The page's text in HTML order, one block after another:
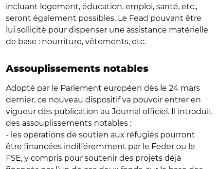
incluant logement, éducation, emploi, santé, etc.,
seront également possibles. Le Fead pouvant être
lui sollicité pour dispenser une assistance matérielle
de base : nourriture, vêtements, etc.
Assouplissements notables
Adopté par le Parlement européen dès le 24 mars
dernier, ce nouveau dispositif va pouvoir entrer en
vigueur dès publication au Journal officiel. Il introduit
des assouplissements notables :
- les opérations de soutien aux réfugiés pourront
être financées indifféremment par le Feder ou le
FSE, y compris pour soutenir des projets déjà